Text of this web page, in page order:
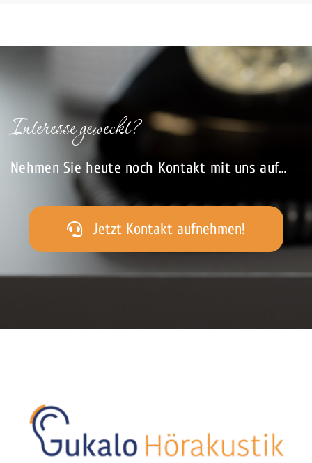
Interesse geweckt?
Nehmen Sie heute noch Kontakt mit uns auf…
Jetzt Kontakt aufnehmen!